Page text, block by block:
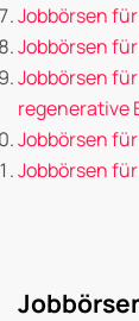
Jobbörsen
Jobbörsen
Jobbörsen
regenerative
Jobbörsen
Jobbörsen